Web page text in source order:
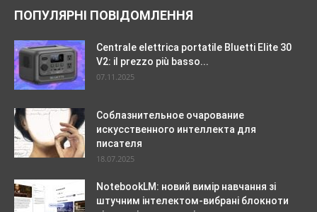
ПОПУЛЯРНІ ПОВІДОМЛЕННЯ
Centrale elettrica portatile Bluetti Elite 30
V2: il prezzo più basso...
07.11.2025
Соблазнительное очарование
искусственного интеллекта для
писателя
18.07.2025
NotebookLM: новий вимір навчання зі
штучним інтелектом-вибрані блокноти